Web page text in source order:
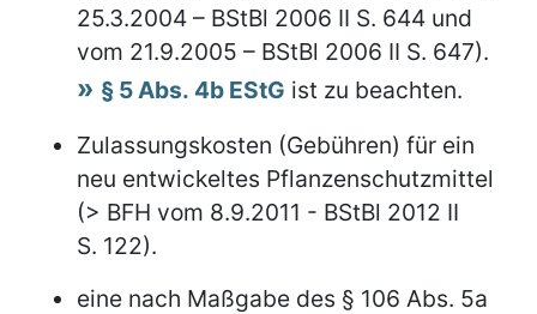
25.3.2004 – BStBl 2006 II S. 644 und
vom 21.9.2005 – BStBl 2006 II S. 647).
§ 5 Abs. 4b EStG ist zu beachten.
Zulassungskosten (Gebühren) für ein
neu entwickeltes Pflanzenschutzmittel
(> BFH vom 8.9.2011 - BStBl 2012 II
S. 122).
eine nach Maßgabe des § 106 Abs. 5a